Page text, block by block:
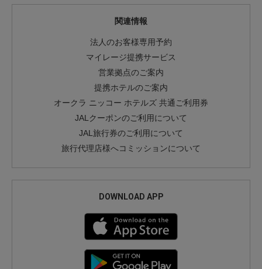
関連情報
法人のお客様専用予約
マイレージ提携サービス
営業拠点のご案内
提携ホテルのご案内
オークラ ニッコー ホテルズ 共通ご利用券
JALクーポンのご利用について
JAL旅行券のご利用について
旅行代理店様へコミッションについて
DOWNLOAD APP